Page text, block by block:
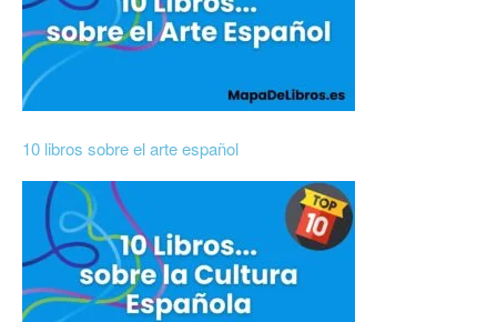
10 libros sobre el arte español